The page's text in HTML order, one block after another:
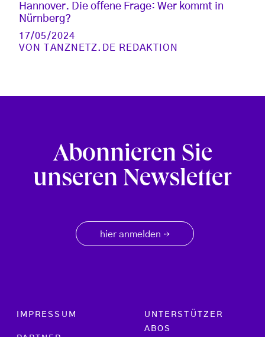
Hannover. Die offene Frage: Wer kommt in
Nürnberg?
17/05/2024
VON
TANZNETZ.DE REDAKTION
Abonnieren Sie
unseren Newsletter
hier anmelden →
Footer menu
IMPRESSUM
UNTERSTÜTZER
ABOS